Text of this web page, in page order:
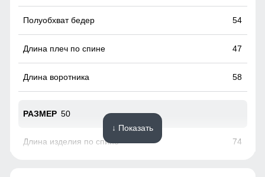
54
47
58
50
74
↓ Показать